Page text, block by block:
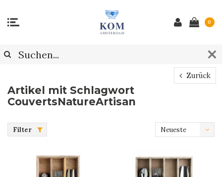
0
Zurück
Artikel mit Schlagwort
CouvertsNatureArtisan
Filter
Neueste